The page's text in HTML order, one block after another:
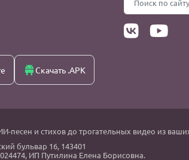
Скачать .APK
песен и стихов до трогательных видео из
бульвар 16, 143401
ИП Путилина Елена Борисовна.